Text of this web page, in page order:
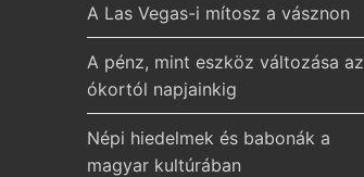
A Las Vegas-i mítosz a vásznon
A pénz, mint eszköz változása az
ókortól napjainkig
Népi hiedelmek és babonák a
magyar kultúrában